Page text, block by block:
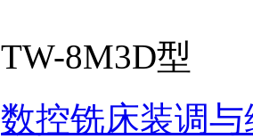
TW-8M3D型
数控铣床装调